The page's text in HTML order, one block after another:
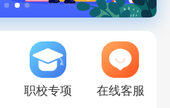
职校专项 在线客服